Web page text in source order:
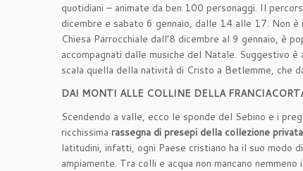
quotidiani – animate da ben 100 personaggi. Il
dicembre e sabato 6 gennaio, dalle 14 alle 17. Non è
Chiesa Parrocchiale dall’8 dicembre al 9 gennaio, è
accompagnati dalle musiche del Natale. Suggestivo è
scala quella della natività di Cristo a Betlemme, che
DAI MONTI ALLE COLLINE DELLA
Scendendo a valle, ecco le sponde del Sebino e i
ricchissima rassegna di presepi della collezione
latitudini, infatti, ogni Paese cristiano ha il suo modo
ampiamente. Tra colli e acqua non mancano nemmeno